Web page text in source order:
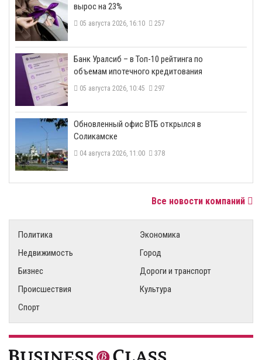
вырос на 23%
05 августа 2026, 16:10 257
​Банк Уралсиб – в Топ-10 рейтинга по
объемам ипотечного кредитования
05 августа 2026, 10:45 297
​Обновленный офис ВТБ открылся в
Соликамске
04 августа 2026, 11:00 378
Все новости компаний
Политика
Экономика
Недвижимость
Город
Бизнес
Дороги и транспорт
Происшествия
Культура
Спорт